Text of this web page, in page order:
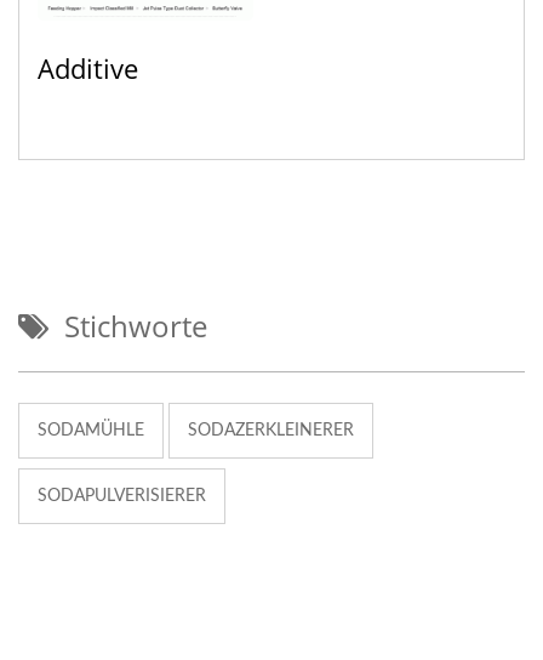
Additive
Stichworte
SODAMÜHLE SODAZERKLEINERER
SODAPULVERISIERER